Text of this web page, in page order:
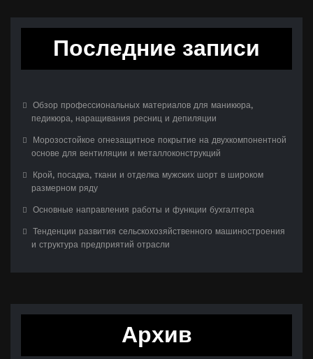
Последние записи
Обзор профессиональных материалов для маникюра,
педикюра, наращивания ресниц и депиляции
Морозостойкое огнезащитное покрытие на двухкомпонентной
основе для вентиляции и металлоконструкций
Крой, посадка, ткани и отделка мужских шорт в широком
размерном ряду
Основные направления работы и функции бухгалтера
Тенденции развития сельскохозяйственного машиностроения
и структура предприятий отрасли
Архив